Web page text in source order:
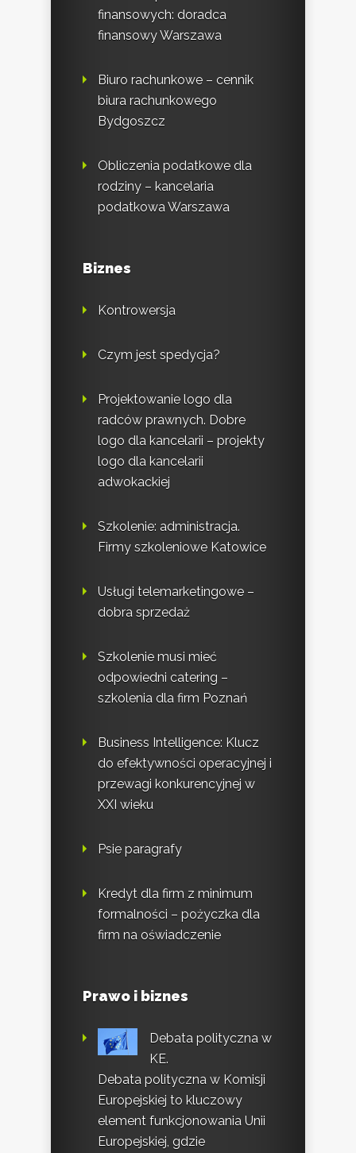
finansowych: doradca
finansowy Warszawa
Biuro rachunkowe – cennik
biura rachunkowego
Bydgoszcz
Obliczenia podatkowe dla
rodziny – kancelaria
podatkowa Warszawa
Biznes
Kontrowersja
Czym jest spedycja?
Projektowanie logo dla
radców prawnych. Dobre
logo dla kancelarii – projekty
logo dla kancelarii
adwokackiej
Szkolenie: administracja.
Firmy szkoleniowe Katowice
Usługi telemarketingowe –
dobra sprzedaż
Szkolenie musi mieć
odpowiedni catering –
szkolenia dla firm Poznań
Business Intelligence: Klucz
do efektywności operacyjnej i
przewagi konkurencyjnej w
XXI wieku
Psie paragrafy
Kredyt dla firm z minimum
formalności – pożyczka dla
firm na oświadczenie
Prawo i biznes
Debata polityczna w
KE.
Debata polityczna w Komisji
Europejskiej to kluczowy
element funkcjonowania Unii
Europejskiej, gdzie